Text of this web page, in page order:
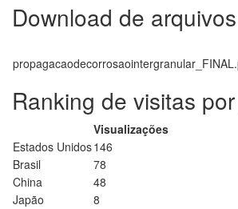
Download de arquivos
Ranking de visitas
Visualizações
Estados Unidos146
Brasil
78
China
48
Japão
8